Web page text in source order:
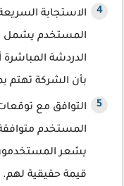
الاستجابة
المستخدم يشمل
الدردشة المباشرة
بأن الشركة تهتم
التوافق مع
المستخدم
يشعر المستخدمون
قيمة حقيقية لهم.